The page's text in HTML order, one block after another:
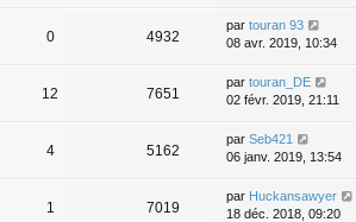
0 4932
par touran 93
08 avr. 2019, 10:34
12 7651
par touran_DE
02 févr. 2019, 21:11
4 5162
par Seb421
06 janv. 2019, 13:54
1 7019
par Huckansawyer
18 déc. 2018, 09:20